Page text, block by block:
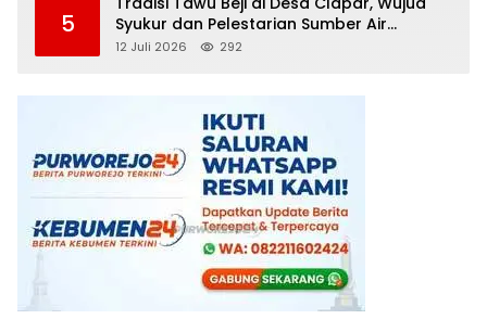
5
Syukur dan Pelestarian Sumber Air
Kehidupan yang Tak Pernah Kering
12 Juli 2026 292